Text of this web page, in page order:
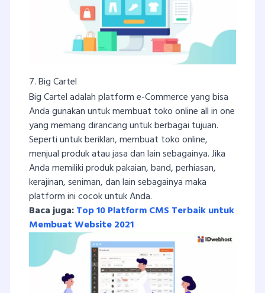
7. Big Cartel
Big Cartel adalah platform e-Commerce yang bisa
Anda gunakan untuk membuat toko online all in one
yang memang dirancang untuk berbagai tujuan.
Seperti untuk beriklan, membuat toko online,
menjual produk atau jasa dan lain sebagainya. Jika
Anda memiliki produk pakaian, band, perhiasan,
kerajinan, seniman, dan lain sebagainya maka
platform ini cocok untuk Anda.
Baca juga:Top 10 Platform CMS Terbaik untuk
Membuat Website 2021